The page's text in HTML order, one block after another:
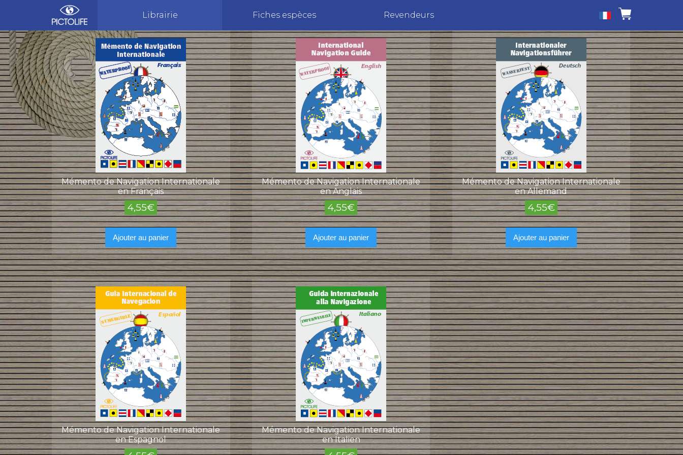
Librairie Fiches espèces Revendeurs
Mémento de Navigation Internationale
en Français
4,55€
Ajouter au panier
Mémento de Navigation Internationale
en Anglais
4,55€
Ajouter au panier
Mémento de Navigation Internationale
en Allemand
4,55€
Ajouter au panier
Mémento de Navigation Internationale
en Espagnol
Mémento de Navigation Internationale
en Italien